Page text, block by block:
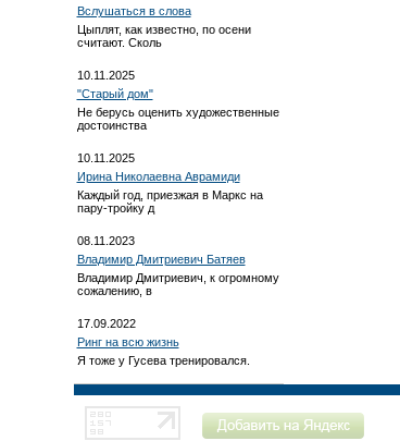
Вслушаться в слова
Цыплят, как известно, по осени
считают. Сколь
10.11.2025
"Старый дом"
Не берусь оценить художественные
достоинства
10.11.2025
Ирина Николаевна Аврамиди
Каждый год, приезжая в Маркс на
пару-тройку д
08.11.2023
Владимир Дмитриевич Батяев
Владимир Дмитриевич, к огромному
сожалению, в
17.09.2022
Ринг на всю жизнь
Я тоже у Гусева тренировался.